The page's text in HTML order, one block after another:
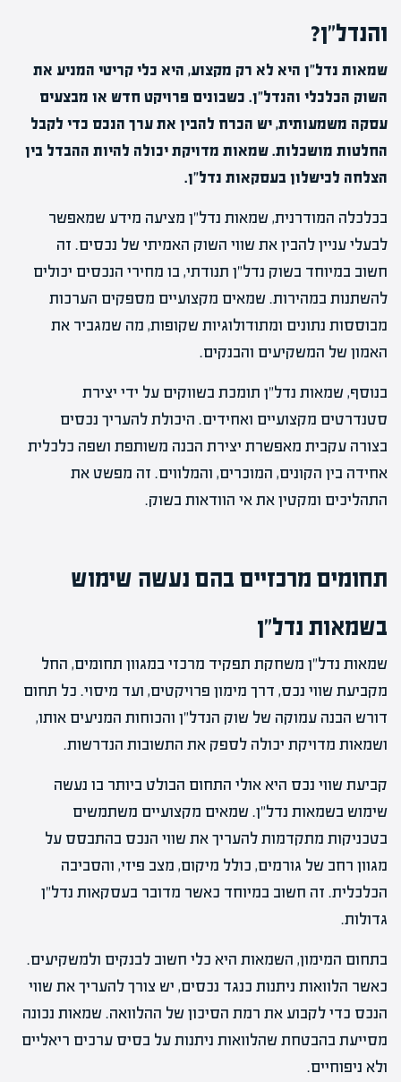
והנדל"ן?
שמאות נדל"ן היא לא רק מקצוע, היא כלי קריטי המניע את
השוק הכלכלי והנדל"ן. כשבונים פרויקט חדש או מבצעים
עסקה משמעותית, יש הכרח להבין את ערך הנכס כדי לקבל
החלטות מושכלות. שמאות מדויקת יכולה להיות ההבדל בין
הצלחה לכישלון בעסקאות נדל"ן.
בכלכלה המודרנית, שמאות נדל"ן מציעה מידע שמאפשר
לבעלי עניין להבין את שווי השוק האמיתי של נכסים. זה
חשוב במיוחד בשוק נדל"ן תנודתי, בו מחירי הנכסים יכולים
להשתנות במהירות. שמאים מקצועיים מספקים הערכות
מבוססות נתונים ומתודולוגיות שקופות, מה שמגביר את
האמון של המשקיעים והבנקים.
בנוסף, שמאות נדל"ן תומכת בשווקים על ידי יצירת
סטנדרטים מקצועיים ואחידים. היכולת להעריך נכסים
בצורה עקבית מאפשרת יצירת הבנה משותפת ושפה כלכלית
אחידה בין הקונים, המוכרים, והמלווים. זה מפשט את
התהליכים ומקטין את אי הוודאות בשוק.
תחומים מרכזיים בהם נעשה שימוש
בשמאות נדל"ן
שמאות נדל"ן משחקת תפקיד מרכזי במגוון תחומים, החל
מקביעת שווי נכס, דרך מימון פרויקטים, ועד מיסוי. כל תחום
דורש הבנה עמוקה של שוק הנדל"ן והכוחות המניעים אותו,
ושמאות מדויקת יכולה לספק את התשובות הנדרשות.
קביעת שווי נכס היא אולי התחום הבולט ביותר בו נעשה
שימוש בשמאות נדל"ן. שמאים מקצועיים משתמשים
בטכניקות מתקדמות להעריך את שווי הנכס בהתבסס על
מגוון רחב של גורמים, כולל מיקום, מצב פיזי, והסביבה
הכלכלית. זה חשוב במיוחד כאשר מדובר בעסקאות נדל"ן
גדולות.
בתחום המימון, השמאות היא כלי חשוב לבנקים ולמשקיעים.
כאשר הלוואות ניתנות כנגד נכסים, יש צורך להעריך את שווי
הנכס כדי לקבוע את רמת הסיכון של ההלוואה. שמאות נכונה
מסייעת בהבטחת שהלוואות ניתנות על בסיס ערכים ריאליים
ולא ניפוחיים.